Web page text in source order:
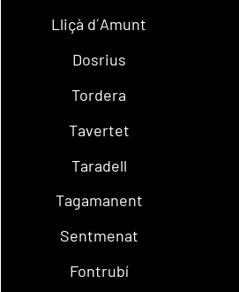
Lliçà d´Amunt
Dosrius
Tordera
Tavertet
Taradell
Tagamanent
Sentmenat
Fontrubí